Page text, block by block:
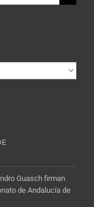
Guasch firman
de Andalucía de